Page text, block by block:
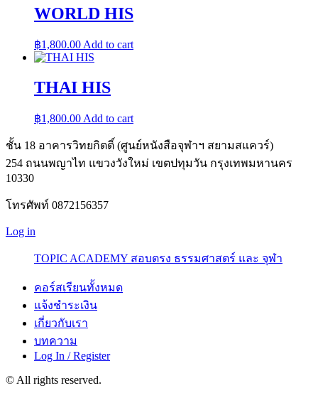
WORLD HIS
฿1,800.00 Add to cart
THAI HIS
฿1,800.00 Add to cart
ชั้น 18 อาคารวิทยกิตติ์ (ศูนย์หนังสือจุฬาฯ สยามสแควร์)
254 ถนนพญาไท แขวงวังใหม่ เขตปทุมวัน กรุงเทพมหานคร
10330
โทรศัพท์ 0872156357
Log in
TOPIC ACADEMY สอบตรง ธรรมศาสตร์ และ จุฬา
คอร์สเรียนทั้งหมด
แจ้งชำระเงิน
เกี่ยวกับเรา
บทความ
Log In / Register
© All rights reserved.